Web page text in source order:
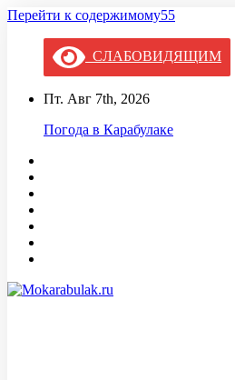
Перейти к содержимому55
СЛАБОВИДЯЩИМ
Пт. Авг 7th, 2026
Погода в Карабулаке